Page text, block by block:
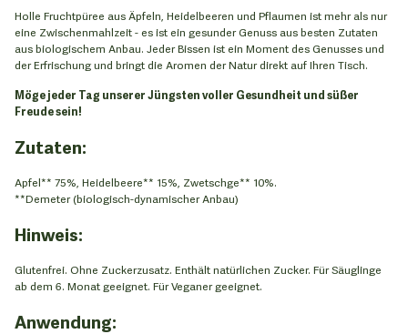
Holle Fruchtpüree aus Äpfeln, Heidelbeeren und Pflaumen ist mehr als nur
eine Zwischenmahlzeit - es ist ein gesunder Genuss aus besten Zutaten
aus biologischem Anbau. Jeder Bissen ist ein Moment des Genusses und
der Erfrischung und bringt die Aromen der Natur direkt auf Ihren Tisch.
Möge jeder Tag unserer Jüngsten voller Gesundheit und süßer
Freude sein!
Zutaten:
Apfel** 75%, Heidelbeere** 15%, Zwetschge** 10%.
**Demeter (biologisch-dynamischer Anbau)
Hinweis:
Glutenfrei. Ohne Zuckerzusatz. Enthält natürlichen Zucker. Für Säuglinge
ab dem 6. Monat geeignet. Für Veganer geeignet.
Anwendung: